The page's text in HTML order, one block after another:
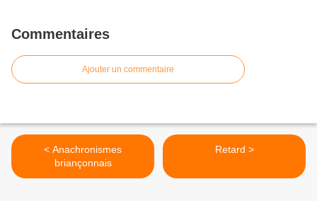
Commentaires
Ajouter un commentaire
< Anachronismes
briançonnais
Retard >